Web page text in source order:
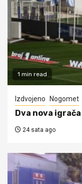
1 min read
Izdvojeno Nogomet
Dva nova
24 sata ago